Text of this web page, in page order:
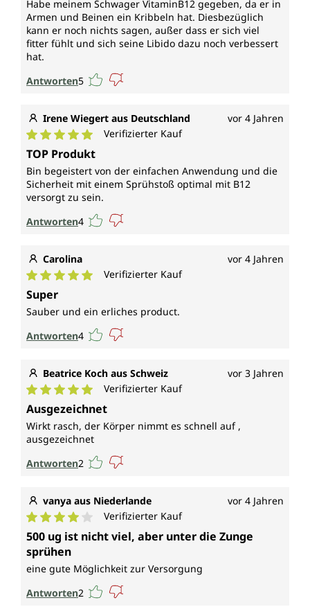
Habe meinem Schwager VitaminB12 gegeben, da er in
Armen und Beinen ein Kribbeln hat. Diesbezüglich
kann er noch nichts sagen, außer dass er sich viel
fitter fühlt und sich seine Libido dazu noch verbessert
hat.
Antworten5
Irene Wiegert aus Deutschland vor 4 Jahren
Durchschnittliche Bewertung von 5 von 5 Sternen
Verifizierter Kauf
TOP Produkt
Bin begeistert von der einfachen Anwendung und die
Sicherheit mit einem Sprühstoß optimal mit B12
versorgt zu sein.
Antworten4
Carolina vor 4 Jahren
Durchschnittliche Bewertung von 5 von 5 Sternen
Verifizierter Kauf
Super
Sauber und ein erliches product.
Antworten4
Beatrice Koch aus Schweiz vor 3 Jahren
Durchschnittliche Bewertung von 5 von 5 Sternen
Verifizierter Kauf
Ausgezeichnet
Wirkt rasch, der Körper nimmt es schnell auf ,
ausgezeichnet
Antworten2
vanya aus Niederlande vor 4 Jahren
Durchschnittliche Bewertung von 4 von 5 Sternen
Verifizierter Kauf
500 ug ist nicht viel, aber unter die Zunge
sprühen
eine gute Möglichkeit zur Versorgung
Antworten2